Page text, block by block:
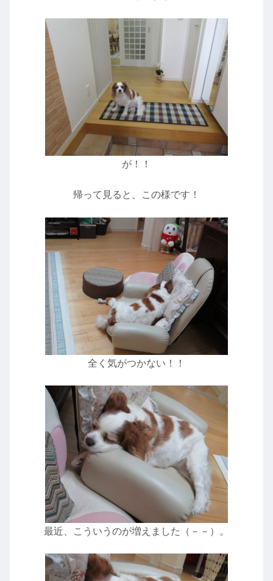
が！！
帰って見ると、この様です！
全く気がつかない！！
最近、こういうのが増えました（－－）。